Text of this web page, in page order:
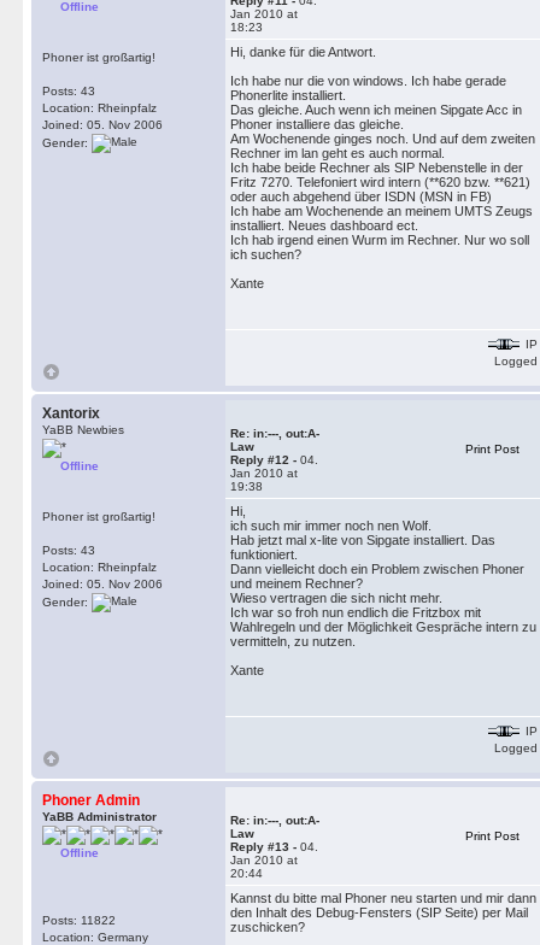
Offline
Phoner ist großartig!
Posts: 43
Location: Rheinpfalz
Joined: 05. Nov 2006
Gender:
Jan 2010 at
18:23
Hi, danke für die Antwort.
Ich habe nur die von windows. Ich habe gerade
Phonerlite installiert.
Das gleiche. Auch wenn ich meinen Sipgate Acc in
Phoner installiere das gleiche.
Am Wochenende ginges noch. Und auf dem zweiten
Rechner im lan geht es auch normal.
Ich habe beide Rechner als SIP Nebenstelle in der
Fritz 7270. Telefoniert wird intern (**620 bzw. **621)
oder auch abgehend über ISDN (MSN in FB)
Ich habe am Wochenende an meinem UMTS Zeugs
installiert. Neues dashboard ect.
Ich hab irgend einen Wurm im Rechner. Nur wo soll
ich suchen?
Xante
IP
Logged
Xantorix
YaBB Newbies
Offline
Phoner ist großartig!
Posts: 43
Location: Rheinpfalz
Joined: 05. Nov 2006
Gender:
Re: in:---, out:A-
Law
Reply #12 - 04.
Jan 2010 at
19:38
Print Post
Hi,
ich such mir immer noch nen Wolf.
Hab jetzt mal x-lite von Sipgate installiert. Das
funktioniert.
Dann vielleicht doch ein Problem zwischen Phoner
und meinem Rechner?
Wieso vertragen die sich nicht mehr.
Ich war so froh nun endlich die Fritzbox mit
Wahlregeln und der Möglichkeit Gespräche intern zu
vermitteln, zu nutzen.
Xante
IP
Logged
Phoner Admin
YaBB Administrator
Offline
Posts: 11822
Location: Germany
Re: in:---, out:A-
Law
Reply #13 - 04.
Jan 2010 at
20:44
Print Post
Kannst du bitte mal Phoner neu starten und mir dann
den Inhalt des Debug-Fensters (SIP Seite) per Mail
zuschicken?